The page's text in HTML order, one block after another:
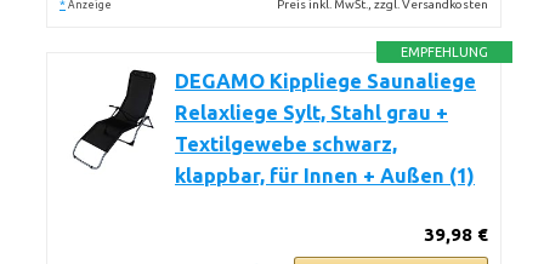
* Anzeige Preis inkl. MwSt., zzgl. Versandkosten
EMPFEHLUNG
DEGAMO Kippliege Saunaliege
Relaxliege Sylt, Stahl grau +
Textilgewebe schwarz,
klappbar, für Innen + Außen (1)
39,98 €